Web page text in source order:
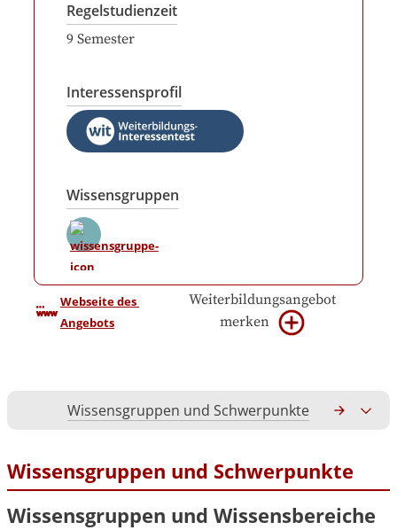
Regelstudienzeit
9 Semester
Interessensprofil
Wissensgruppen
Webseite des
Angebots
Weiterbildungsangebot
merken
Wissensgruppen und Schwerpunkte
Wissensgruppen und Schwerpunkte
Wissensgruppen und Wissensbereiche